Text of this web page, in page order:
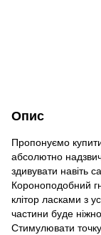
Опис
Пропонуємо
абсолютно
здивувати навіть
Короноподобний
клітор ласками з
частини буде
Стимулювати